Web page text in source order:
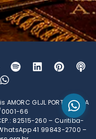
GLJL PORTUGUESA
0001-66
82515-260 – Curitiba-
41 99843-2700 –